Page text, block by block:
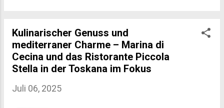
wann du besser wegbleibst, und wo du dein Geld
für Wein und Olivenöl wirklich gut anlegst.
Inhaltsverzeichnis Die Regionen der Toskana im
Überblick Die wichtigsten Städte Kulinarik: Wein,
Fortbewegung vor Ort Unterkünfte: Agriturismo
Kulinarischer Genuss und
mediterraner Charme – Marina di
Cecina und das Ristorante Piccola
Stella in der Toskana im Fokus
Juli 06, 2025